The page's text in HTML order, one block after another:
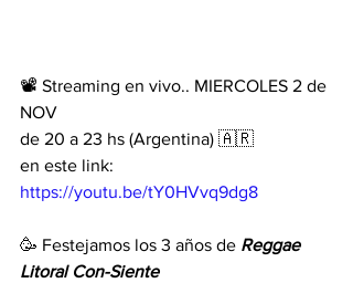
📽 Streaming en vivo.. MIERCOLES 2 de
NOV
de 20 a 23 hs (Argentina) 🇦🇷
en este link:
https://youtu.be/tY0HVvq9dg8
🥳 Festejamos los 3 años de Reggae
Litoral Con-Siente